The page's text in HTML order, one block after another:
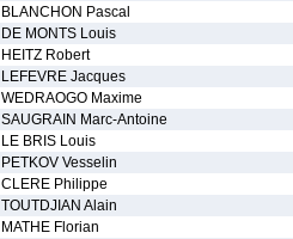
BLANCHON Pascal
DE MONTS Louis
HEITZ Robert
LEFEVRE Jacques
WEDRAOGO Maxime
SAUGRAIN Marc-Antoine
LE BRIS Louis
PETKOV Vesselin
CLERE Philippe
TOUTDJIAN Alain
MATHE Florian